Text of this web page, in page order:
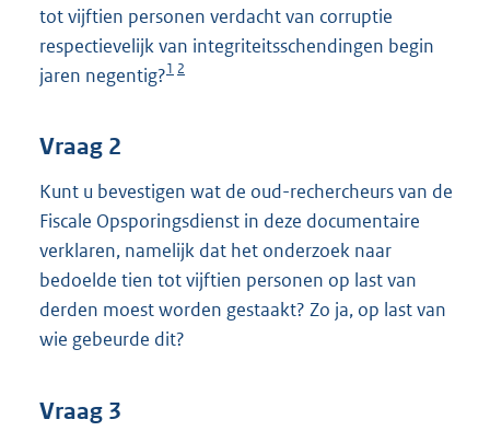
tot vijftien personen verdacht van corruptie
respectievelijk van integriteitsschendingen begin
jaren negentig?1 2
Vraag 2
Kunt u bevestigen wat de oud-rechercheurs van de
Fiscale Opsporingsdienst in deze documentaire
verklaren, namelijk dat het onderzoek naar
bedoelde tien tot vijftien personen op last van
derden moest worden gestaakt? Zo ja, op last van
wie gebeurde dit?
Vraag 3